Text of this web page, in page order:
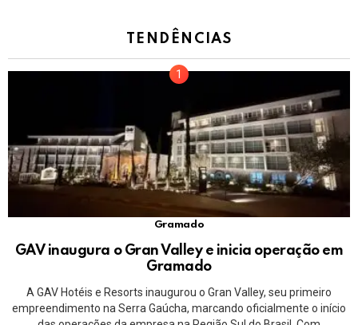
TENDÊNCIAS
Gramado
GAV inaugura o Gran Valley e inicia operação em
Gramado
A GAV Hotéis e Resorts inaugurou o Gran Valley, seu primeiro
empreendimento na Serra Gaúcha, marcando oficialmente o início